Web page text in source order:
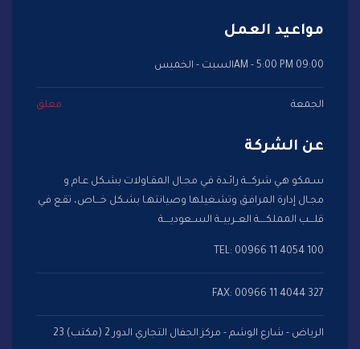
مواعيد العمل
السبت - الخميس 09:00 AM - 5:00 PM
الجمعة مغلق
عن الشركة
سـمكو هـي شركـــة رائـدة فـي مجـال المقـاولات بشـكل عـام و
مجـال إدارة المرافـق وتشـغيلها وصيانتهـا بشـكل خـــاص، تقـع فـي
قلـــب المملكــــة العــربيــة الســعوديــــة
TEL: 00966 11 4054 100
FAX: 00966 11 4044 327
الرياض - شارع الوشم - مركز الجفال التجاري الدور 2 (مكتب) 23